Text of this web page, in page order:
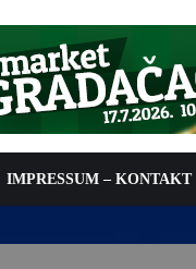
IMPRESSUM – KONTAKT